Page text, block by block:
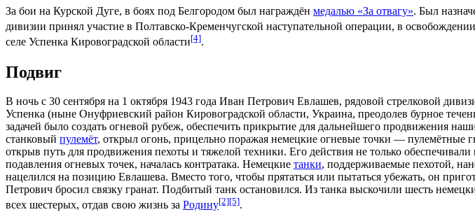
За бои на Курской Дуге, в боях под Белгородом был награждён медалью «За отвагу». Был
дивизии принял участие в Полтавско-Кременчугской наступательной операции, в освобождении
селе Успенка Кировоградской области[4].
Подвиг
В ночь с 30 сентября на 1 октября 1943 года Иван Петрович Евлашев, рядовой стрелковой
Успенка (ныне Онуфриевский район Кировоградской области, Украина, преодолев бурное
задачей было создать огневой рубеж, обеспечить прикрытие для дальнейшего продвижения
станковый пулемёт, открыл огонь, прицельно поражая немецкие огневые точки — пулемётные
открыв путь для продвижения пехоты и тяжелой техники. Его действия не только
подавления огневых точек, началась контратака. Немецкие танки, поддерживаемые пехотой,
нацелился на позицию Евлашева. Вместо того, чтобы прятаться или пытаться убежать, он
Петрович бросил связку гранат. Подбитый танк остановился. Из танка выскочили шесть
всех шестерых, отдав свою жизнь за Родину[2][5].